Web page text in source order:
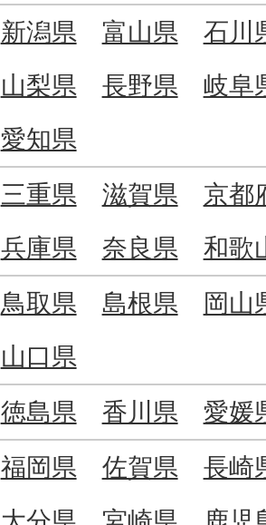
新潟県 富山県
石川
山梨県
長野県
岐阜
愛知県
三重県 滋賀県
京都
兵庫県
奈良県 和歌
鳥取県 島根県
岡山
山口県
徳島県 香川県 愛媛
福岡県 佐賀県
長崎